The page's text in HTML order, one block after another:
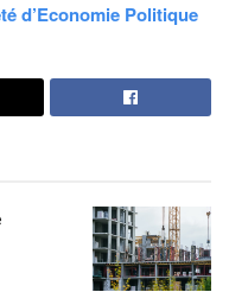
d’Economie Politique